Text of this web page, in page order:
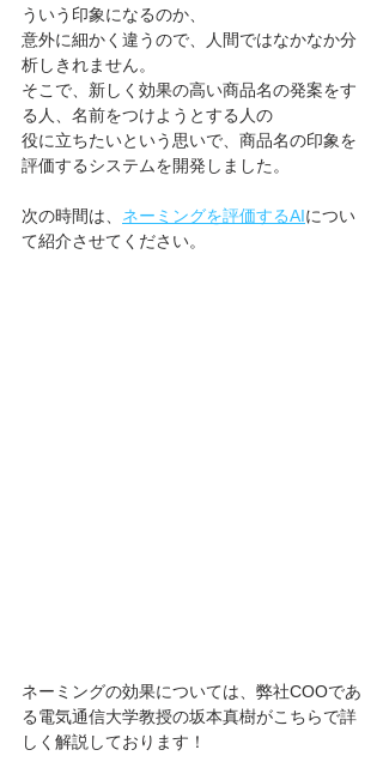
ういう印象になるのか、
意外に細かく違うので、人間ではなかなか分
析しきれません。
そこで、新しく効果の高い商品名の発案をす
る人、名前をつけようとする人の
役に立ちたいという思いで、商品名の印象を
評価するシステムを開発しました。
次の時間は、 ネーミングを評価するAIについ
て紹介させてください。
ネーミングの効果については、弊社COOであ
る電気通信大学教授の坂本真樹がこちらで詳
しく解説しております！